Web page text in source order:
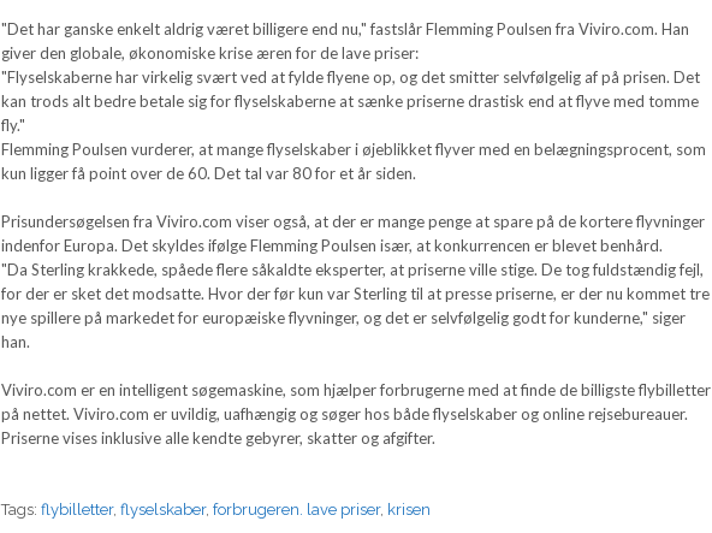
"Det har ganske enkelt aldrig været billigere end nu," fastslår Flemming Poulsen fra Viviro.com. Han
giver den globale, økonomiske krise æren for de lave priser:
"Flyselskaberne har virkelig svært ved at fylde flyene op, og det smitter selvfølgelig af på prisen. Det
kan trods alt bedre betale sig for flyselskaberne at sænke priserne drastisk end at flyve med tomme
fly."
Flemming Poulsen vurderer, at mange flyselskaber i øjeblikket flyver med en belægningsprocent, som
kun ligger få point over de 60. Det tal var 80 for et år siden.
Prisundersøgelsen fra Viviro.com viser også, at der er mange penge at spare på de kortere flyvninger
indenfor Europa. Det skyldes ifølge Flemming Poulsen især, at konkurrencen er blevet benhård.
"Da Sterling krakkede, spåede flere såkaldte eksperter, at priserne ville stige. De tog fuldstændig fejl,
for der er sket det modsatte. Hvor der før kun var Sterling til at presse priserne, er der nu kommet tre
nye spillere på markedet for europæiske flyvninger, og det er selvfølgelig godt for kunderne," siger
han.
Viviro.com er en intelligent søgemaskine, som hjælper forbrugerne med at finde de billigste flybilletter
på nettet. Viviro.com er uvildig, uafhængig og søger hos både flyselskaber og online rejsebureauer.
Priserne vises inklusive alle kendte gebyrer, skatter og afgifter.
Tags:flybilletter,flyselskaber,forbrugeren. lave priser, krisen